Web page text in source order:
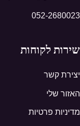
052-2680023
שירות לקוחות
יצירת קשר
האזור שלי
מדיניות פרטיות